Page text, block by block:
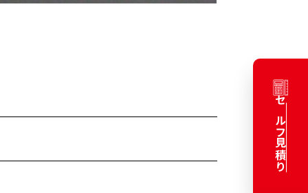
セルフ見積り